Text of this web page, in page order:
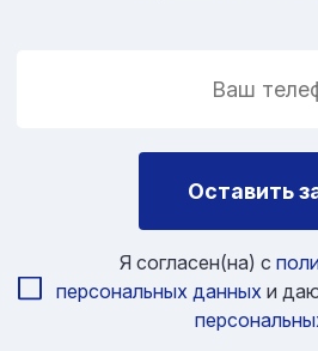
Оставить
Я согласен(на) с
персональных данных и